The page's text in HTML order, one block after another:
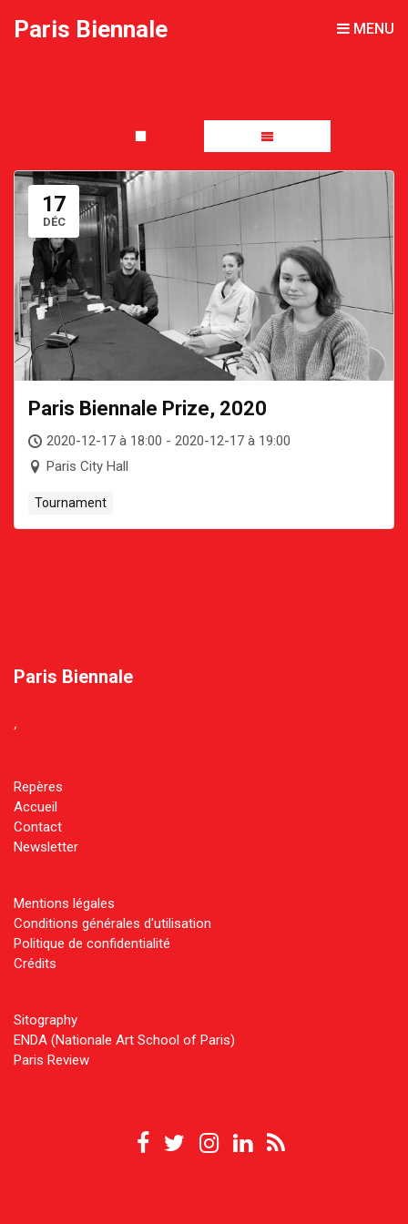
Paris Biennale MENU
17
DÉC
Paris Biennale Prize, 2020
2020-12-17 à 18:00 - 2020-12-17 à 19:00
Paris City Hall
Tournament
Paris Biennale
‘
Repères
Accueil
Contact
Newsletter
Mentions légales
Conditions générales d'utilisation
Politique de confidentialité
Crédits
Sitography
ENDA (Nationale Art School of Paris)
Paris Review